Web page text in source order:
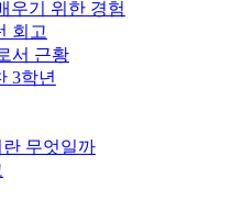
우기 위한 경험
회고
서 근황
3학년
란 무엇일까